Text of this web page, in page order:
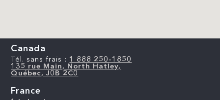
Canada
Tél. sans frais : 1 888 250-1850
135 rue Main, North Hatley,
Québec, J0B 2C0
France